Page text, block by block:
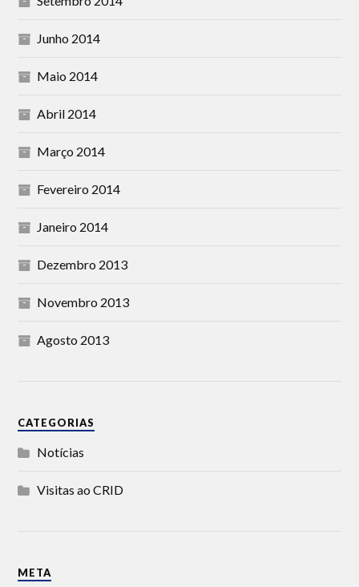
Junho 2014
Maio 2014
Abril 2014
Março 2014
Fevereiro 2014
Janeiro 2014
Dezembro 2013
Novembro 2013
Agosto 2013
CATEGORIAS
Notícias
Visitas ao CRID
META